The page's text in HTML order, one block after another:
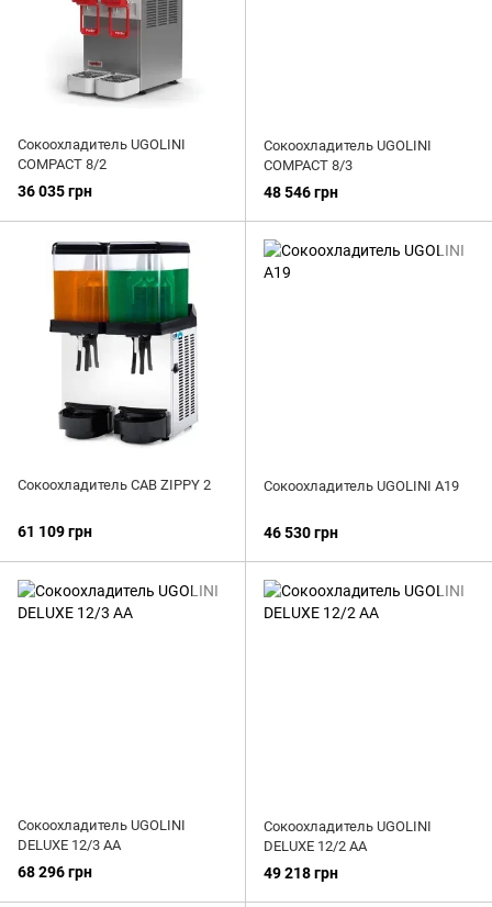
Сокоохладитель UGOLINI
COMPACT 8/2
36 035 грн
Сокоохладитель UGOLINI
COMPACT 8/3
48 546 грн
Сокоохладитель CAB ZIPPY 2
61 109 грн
Сокоохладитель UGOLINI A19
46 530 грн
Сокоохладитель UGOLINI
DELUXE 12/3 AA
68 296 грн
Сокоохладитель UGOLINI
DELUXE 12/2 AA
49 218 грн